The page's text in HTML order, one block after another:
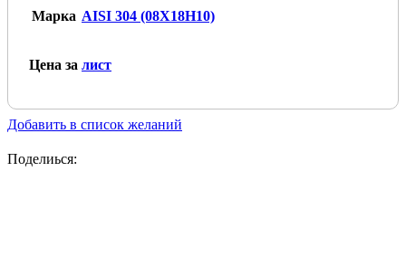
Марка AISI 304 (08Х18Н10)
Цена за лист
Добавить в список желаний
Поделиься: